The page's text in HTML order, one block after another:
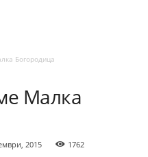
Богородица
Малка
2015 1762